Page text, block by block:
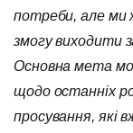
потреби, але ми
змогу виходити
Основна мета
щодо останніх
просування, які